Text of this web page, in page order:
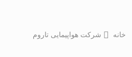
خانه شرکت هواپیمایی تاروم